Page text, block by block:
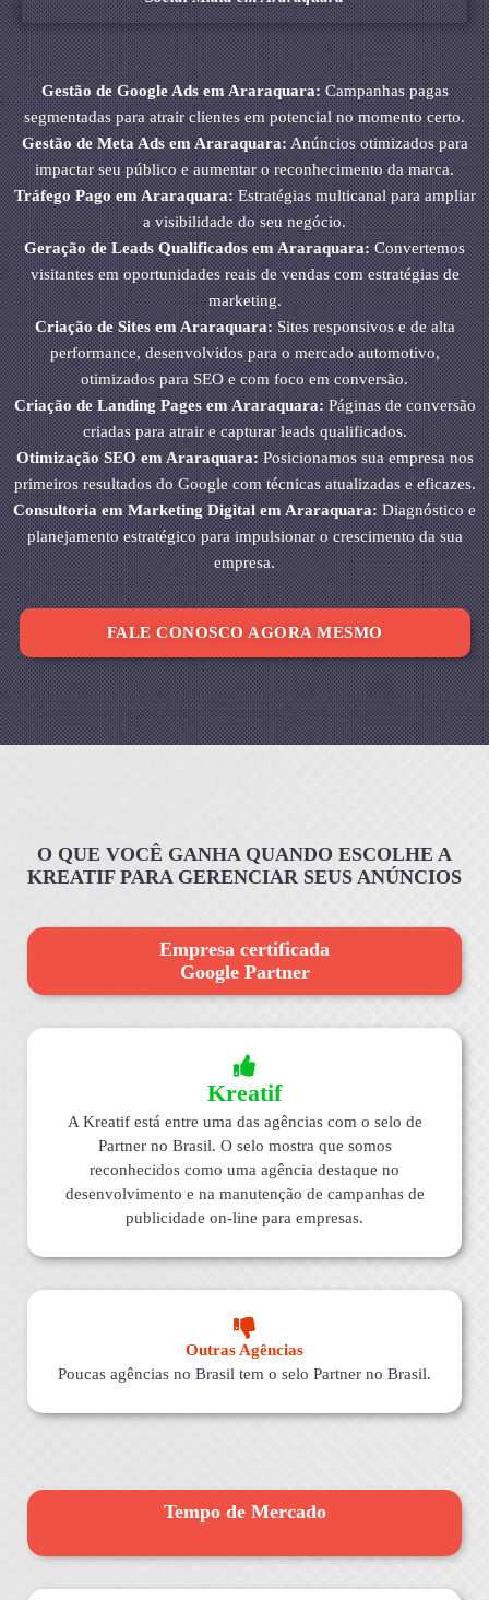
Gestão de Google Ads em Araraquara:Campanhas pagas
segmentadas para atrair clientes em potencial no momento certo.
Gestão de Meta Ads em Araraquara:Anúncios otimizados para
impactar seu público e aumentar o reconhecimento da marca.
Tráfego Pago em Araraquara:Estratégias multicanal para ampliar
a visibilidade do seu negócio.
Geração de Leads Qualificados em Araraquara:Convertemos
visitantes em oportunidades reais de vendas com estratégias de
marketing.
Criação de Sites em Araraquara:Sites responsivos e de alta
performance, desenvolvidos para o mercado automotivo,
otimizados para SEO e com foco em conversão.
Criação de Landing Pages em Araraquara:Páginas de conversão
criadas para atrair e capturar leads qualificados.
Otimização SEO em Araraquara:Posicionamos sua empresa nos
primeiros resultados do Google com técnicas atualizadas e eficazes.
Consultoria em Marketing Digital em Araraquara:Diagnóstico e
planejamento estratégico para impulsionar o crescimento da sua
empresa.
FALE CONOSCO AGORA MESMO
O QUE VOCÊ GANHA QUANDO ESCOLHE A
KREATIF PARA GERENCIAR SEUS ANÚNCIOS
Empresa certificada
Google Partner
Kreatif
A Kreatif está entre uma das agências com o selo de
Partner no Brasil. O selo mostra que somos
reconhecidos como uma agência destaque no
desenvolvimento e na manutenção de campanhas de
publicidade on-line para empresas.
Outras Agências
Poucas agências no Brasil tem o selo Partner no Brasil.
Tempo de Mercado